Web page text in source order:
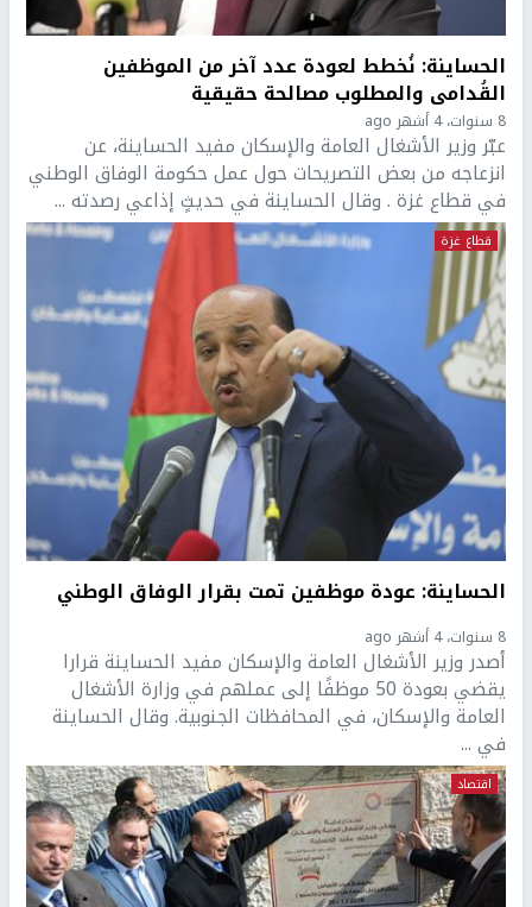
الحساينة: نُخطط لعودة عدد آخر من الموظفين
القُدامى والمطلوب مصالحة حقيقية
8 سنوات، 4 أشهر ago
عبّر وزير الأشغال العامة والإسكان مفيد الحساينة، عن
انزعاجه من بعض التصريحات حول عمل حكومة الوفاق الوطني
في قطاع غزة . وقال الحساينة في حديثٍ إذاعي رصدته ...
قطاع غزة
الحساينة: عودة موظفين تمت بقرار الوفاق الوطني
8 سنوات، 4 أشهر ago
أصدر وزير الأشغال العامة والإسكان مفيد الحساينة قرارا
يقضي بعودة 50 موظفًا إلى عملهم في وزارة الأشغال
العامة والإسكان، في المحافظات الجنوبية. وقال الحساينة
في ...
اقتصاد